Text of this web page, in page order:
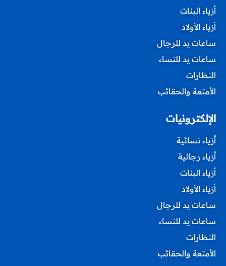
أزياء البنات
أزياء الأولاد
ساعات يد للرجال
ساعات يد للنساء
النظارات
الأمتعة والحقائب
الإلكترونيات
أزياء نسائية
أزياء رجالية
أزياء البنات
أزياء الأولاد
ساعات يد للرجال
ساعات يد للنساء
النظارات
الأمتعة والحقائب